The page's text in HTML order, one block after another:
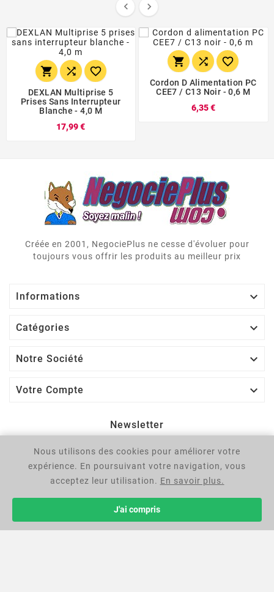
 
  
DEXLAN Multiprise 5
Prises Sans Interrupteur
Blanche - 4,0 M
17,99 €
  
Cordon D Alimentation PC
CEE7 / C13 Noir - 0,6 M
6,35 €
Créée en 2001, NegociePlus ne cesse d'évoluer pour
toujours vous offrir les produits au meilleur prix
Informations 
Catégories 
Notre Société 
Votre Compte 
Newsletter
Vous pouvez vous désinscrire à tout moment. Vous trouverez
d'utilisation du site.
Nous utilisons des cookies pour améliorer votre
expérience. En poursuivant votre navigation, vous
acceptez leur utilisation. En savoir plus.
J'ai compris